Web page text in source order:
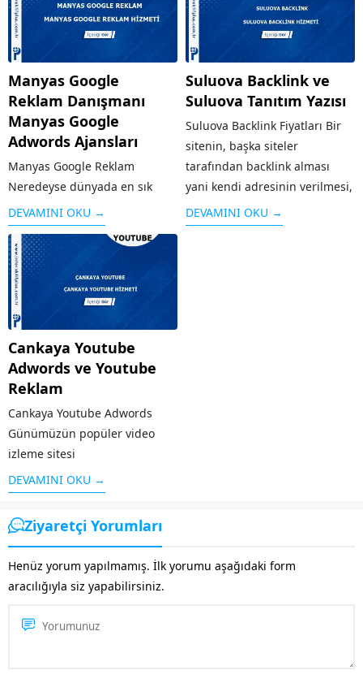
Manyas Google
Reklam Danışmanı
Manyas Google
Adwords Ajansları
Manyas Google Reklam
Neredeyse dünyada en sık
kullanılan arama motoru olan
Google’ın sunduğu reklam
modeli kişi ya da kurumların
web sayfalarını arama
sonuçlarında üst sıralara
çıkaran sistemdir. Örneğin
“google reklam” adı altında
yapılan bir aramaya...
DEVAMINI OKU →
Suluova Backlink ve
Suluova Tanıtım Yazısı
Suluova Backlink Fiyatları Bir
sitenin, başka siteler
tarafından backlink alması
yani kendi adresinin verilmesi,
o sitenin hem reklamı olduğu
kadar hem de arama
DEVAMINI OKU →
Cankaya Youtube
Adwords ve Youtube
Reklam
Cankaya Youtube Adwords
Günümüzün popüler video
izleme sitesi
olan Youtube ,geniş bir kitleye
hitap etmektedir. Benzerlerine
kıyasla sunduğu kolay
arayüz,videoların çabuk
özellikleri ile öne çıkan
Youtube’un ziyaretçi sayısı
fazla olunca bu alanda da...
DEVAMINI OKU →
Ziyaretçi Yorumları
Henüz yorum yapılmamış. İlk yorumu aşağıdaki form
aracılığıyla siz yapabilirsiniz.